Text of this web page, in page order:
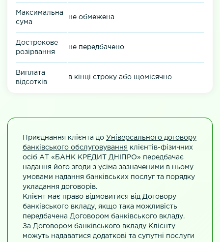
Максимальна
сума
не обмежена
Дострокове
розірвання
не передбачено
Виплата
відсотків
в кінці строку або щомісячно
Приєднання клієнта до Універсального договору
банківського обслуговування клієнтів-фізичних
осіб АТ «БАНК КРЕДИТ ДНІПРО» передбачає
надання його згоди з усіма зазначеними в ньому
умовами надання банківських послуг та порядку
укладання договорів.
Клієнт має право відмовитися від Договору
банківського вкладу, якщо така можливість
передбачена Договором банківського вкладу.
За Договором банківського вкладу Клієнту
можуть надаватися додаткові та супутні послуги